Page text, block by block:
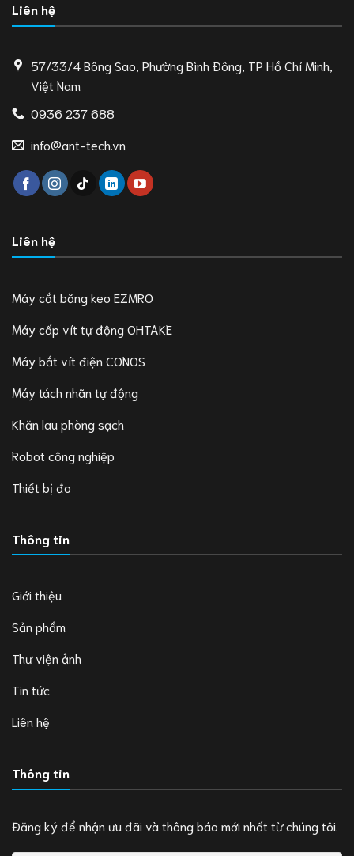
Liên hệ
57/33/4 Bông Sao, Phường Bình Đông, TP Hồ Chí Minh,
Việt Nam
0936 237 688
info@ant-tech.vn
Liên hệ
Máy cắt băng keo EZMRO
Máy cấp vít tự động OHTAKE
Máy bắt vít điện CONOS
Máy tách nhãn tự động
Khăn lau phòng sạch
Robot công nghiệp
Thiết bị đo
Thông tin
Giới thiệu
Sản phẩm
Thư viện ảnh
Tin tức
Liên hệ
Thông tin
Đăng ký để nhận ưu đãi và thông báo mới nhất từ chúng tôi.